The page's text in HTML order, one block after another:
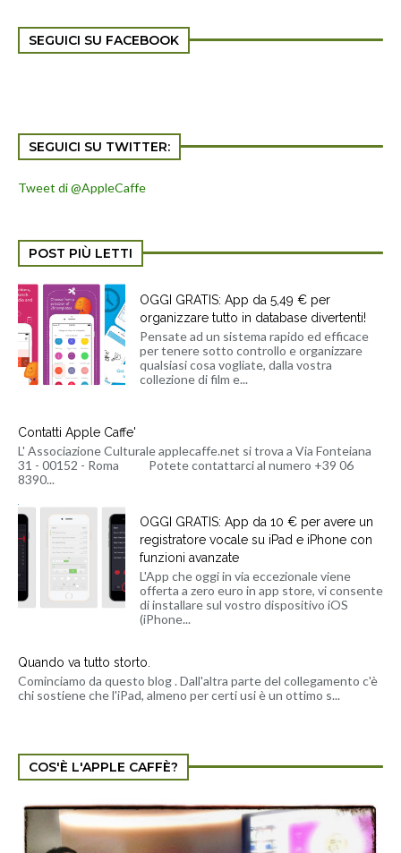
SEGUICI SU FACEBOOK
SEGUICI SU TWITTER:
Tweet di @AppleCaffe
POST PIÙ LETTI
OGGI GRATIS: App da 5,49 € per
organizzare tutto in database divertenti!
Pensate ad un sistema rapido ed efficace
per tenere sotto controllo e organizzare
qualsiasi cosa vogliate, dalla vostra
collezione di film e...
Contatti Apple Caffe'
L' Associazione Culturale applecaffe.net si trova a Via Fonteiana
31 - 00152 - Roma Potete contattarci al numero +39 06
8390...
OGGI GRATIS: App da 10 € per avere un
registratore vocale su iPad e iPhone con
funzioni avanzate
L'App che oggi in via eccezionale viene
offerta a zero euro in app store, vi consente
di installare sul vostro dispositivo iOS
(iPhone...
Quando va tutto storto.
Cominciamo da questo blog . Dall'altra parte del collegamento c'è
chi sostiene che l'iPad, almeno per certi usi è un ottimo s...
COS'È L'APPLE CAFFÈ?